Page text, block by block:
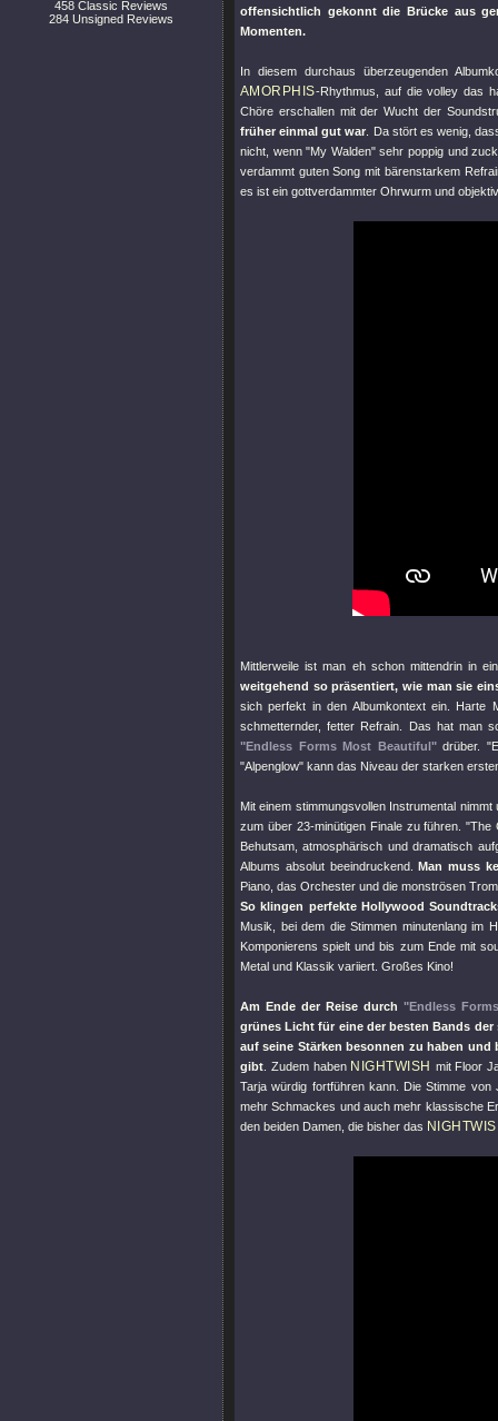
458 Classic Reviews
284 Unsigned Reviews
offensichtlich gekonnt die Brücke aus
Momenten.
In diesem durchaus überzeugenden
AMORPHIS-Rhythmus, auf die volley das
Chöre erschallen mit der Wucht der
früher einmal gut war . Da stört es wenig,
nicht, wenn"My Walden"sehr poppig und
verdammt guten Song mit bärenstarkem
es ist ein gottverdammter Ohrwurm und
Mittlerweile ist man eh schon mittendrin in
weitgehend so präsentiert, wie man sie
sich perfekt in den Albumkontext ein. Harte
schmetternder, fetter Refrain. Das hat man
"Endless Forms Most Beautiful"drüber.
"Alpenglow" kann das Niveau der starken
Mit einem stimmungsvollen Instrumental
zum über 23-minütigen Finale zu führen."The
Behutsam, atmosphärisch und dramatisch
Albums absolut beeindruckend.Man muss
Piano, das Orchester und die monströsen
So klingen perfekte Hollywood
Musik, bei dem die Stimmen minutenlang im
Komponierens spielt und bis zum Ende mit
Metal und Klassik variiert. Großes Kino!
Am Ende der Reise durch"Endless
grünes Licht für eine der besten Bands
auf seine Stärken besonnen zu haben
gibt . Zudem haben NIGHTWISH mit Floor
Tarja würdig fortführen kann. Die Stimme
mehr Schmackes und auch mehr klassische
den beiden Damen, die bisher das